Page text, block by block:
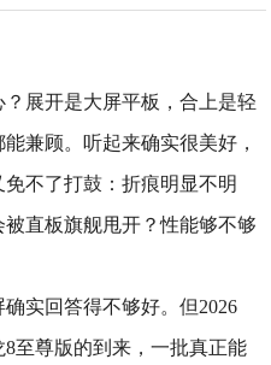
展开是大屏平板，合上是轻
兼顾。听起来确实很美好，
不了打鼓：折痕明显不明
直板旗舰甩开？性能够不够
实回答得不够好。但2026
至尊版的到来，一批真正能